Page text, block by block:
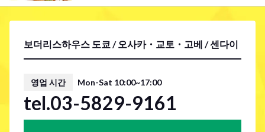
보더리스하우스 도쿄 / 오사카・교토・고베 / 센다이
영업 시간 Mon-Sat 10:00~17:00
tel.03-5829-9161